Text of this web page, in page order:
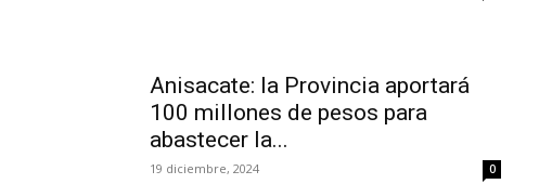
Anisacate: la Provincia aportará
100 millones de pesos para
abastecer la...
19 diciembre, 2024 0